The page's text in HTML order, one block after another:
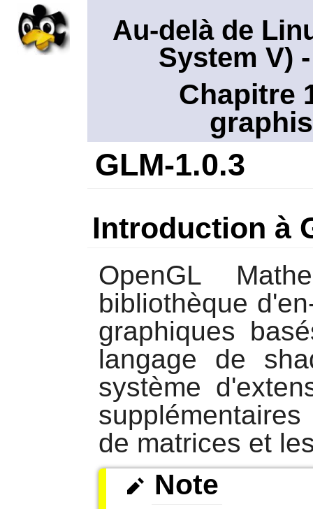
Au-delà de
System V)
Chapitre
GLM-1.0.3
Introduction à
OpenGL
bibliothèque
graphiques
langage de
système
de matrices et
Note